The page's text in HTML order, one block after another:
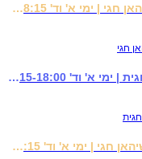
2026 קראטה מתקדם ילדים (5-6) - ג'ון שיהאן חגי | ימי א' וד' 17:15-18:15
2026 קראטה מתח' ילדים (4-6) - סנסאי חגית | ימי א' וד' 17:15-18:00
2026 קראטה מתקדם ילדים (9-12) - ג'ון שיהאן חגי | ימי א' וד' 18:15-19:15